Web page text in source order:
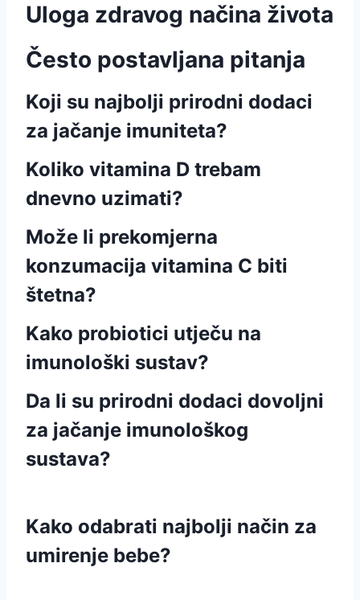
Uloga zdravog načina života
Često postavljana pitanja
Koji su najbolji prirodni dodaci
za jačanje imuniteta?
Koliko vitamina D trebam
dnevno uzimati?
Može li prekomjerna
konzumacija vitamina C biti
štetna?
Kako probiotici utječu na
imunološki sustav?
Da li su prirodni dodaci dovoljni
za jačanje imunološkog
sustava?
Kako odabrati najbolji način za
umirenje bebe?